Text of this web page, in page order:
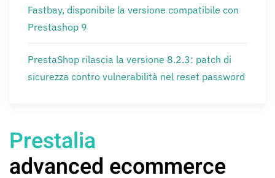
Fastbay, disponibile la versione compatibile con
Prestashop 9
PrestaShop rilascia la versione 8.2.3: patch di
sicurezza contro vulnerabilità nel reset password
Prestalia
advanced ecommerce